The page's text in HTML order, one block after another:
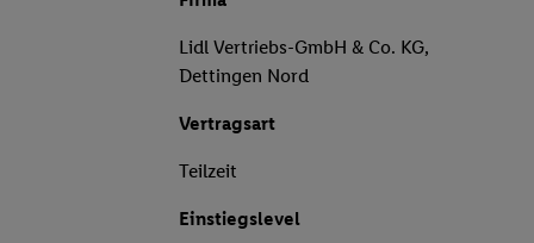
Lidl Vertriebs-GmbH & Co. KG,
Dettingen Nord
Vertragsart
Teilzeit
Einstiegslevel